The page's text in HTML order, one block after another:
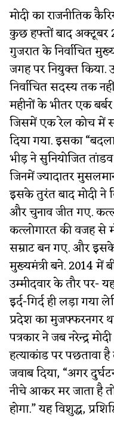
मोदी का राजनीतिक
कुछ हफ्तों बाद
गुजरात के निर्वाचित
जगह पर नियुक्त
निर्वाचित सदस्य तक
महीनों के भीतर एक
जिसमें एक रेल कोच में
दिया गया. इसका
भीड़ ने सुनियोजित
जिनमें ज्यादातर
इसके तुरंत बाद मोदी ने
और चुनाव जीत गए.
कत्लोगारत की वजह से
सम्राट बन गए. और
मुख्यमंत्री बने. 2014 में
उम्मीदवार के तौर पर-
इर्द-गिर्द ही लड़ा गया
प्रदेश का मुजफ्फरनगर
पत्रकार ने जब नरेन्द्र
हत्याकांड पर पछतावा है
जवाब दिया, “अगर
नीचे आकर मर जाता है
होगा.” यह विशुद्ध,